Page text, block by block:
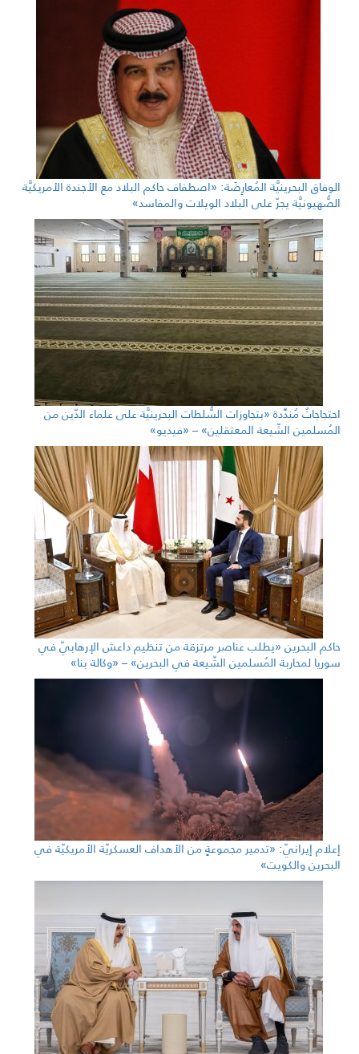
الوفاق البحرينيَّة المُعارِضَة: «اصطفاف حاكم البلاد مع الأجندة الأمريكيَّة
الصُّهيونيَّة يجرّ على البلاد الويلات والمفاسد»
احتجاجاتٌ مُندِّدة «بتجاوزات السُّلطات البحرينيَّة على علماء الدّين من
المُسلمين الشّيعة المعتقلين» – «فيديو»
حاكم البحرين «يطلب عناصر مرتزقة من تنظيم داعش الإرهابيّ في
سوريا لمحاربة المُسلمين الشّيعة في البحرين» – «وكالة بنا»
إعلام إيرانيّ: «تدمير مجموعةٍ من الأهداف العسكريّة الأمريكيّة في
البحرين والكويت»